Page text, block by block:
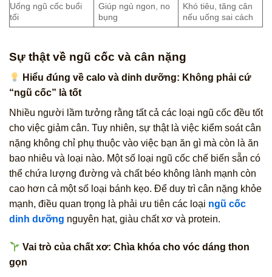
Uống ngũ cốc buổi
tối
Giúp ngủ ngon, no
bụng
Khó tiêu, tăng cân
nếu uống sai cách
Sự thật về ngũ cốc và cân nặng
Hiểu đúng về calo và dinh dưỡng: Không phải cứ
“ngũ cốc” là tốt
Nhiều người lầm tưởng rằng tất cả các loại ngũ cốc đều tốt
cho việc giảm cân. Tuy nhiên, sự thật là việc kiểm soát cân
nặng không chỉ phụ thuộc vào việc bạn ăn gì mà còn là ăn
bao nhiêu và loại nào. Một số loại ngũ cốc chế biến sẵn có
thể chứa lượng đường và chất béo không lành mạnh còn
cao hơn cả một số loại bánh kẹo. Để duy trì cân nặng khỏe
mạnh, điều quan trọng là phải ưu tiên các loại ngũ cốc
dinh dưỡng nguyên hạt, giàu chất xơ và protein.
Vai trò của chất xơ: Chìa khóa cho vóc dáng thon
gọn